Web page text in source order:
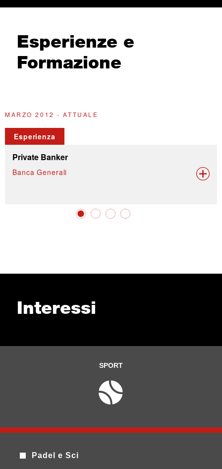
Esperienze e
Formazione
MARZO 2012 - ATTUALE
Esperienza
Private Banker
Banca Generali
Interessi
SPORT
Padel e Sci